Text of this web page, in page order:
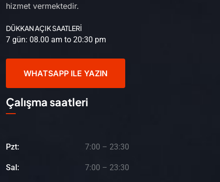
hizmet vermektedir.
DÜKKAN AÇIK SAATLERİ
7 gün: 08.00 am to 20:30 pm
WHATSAPP ILE YAZIN
Çalışma saatleri
Pzt: 7:00 – 23:30
Sal: 7:00 – 23:30